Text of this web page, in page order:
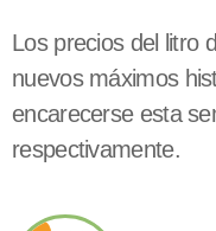
Los precios del litro
nuevos máximos
encarecerse esta
respectivamente.